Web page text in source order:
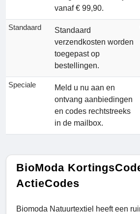
vanaf € 99,90.
Standaard
Standaard
verzendkosten worden
toegepast op
bestellingen.
Speciale
Meld u nu aan en
ontvang aanbiedingen
en codes rechtstreeks
in de mailbox.
BioModa
ActieCodes
Biomoda Natuurtextiel heeft een